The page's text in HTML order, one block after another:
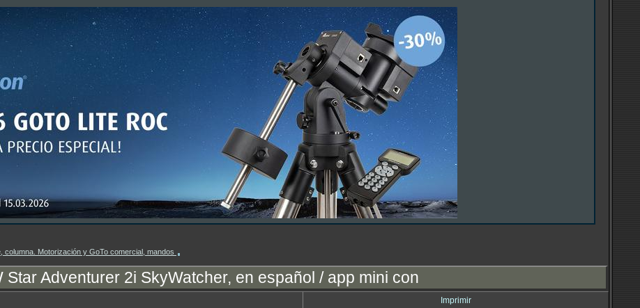
columna. Motorización y GoTo comercial, mandos
Adventurer 2i SkyWatcher, en español / app mini con
Imprimir